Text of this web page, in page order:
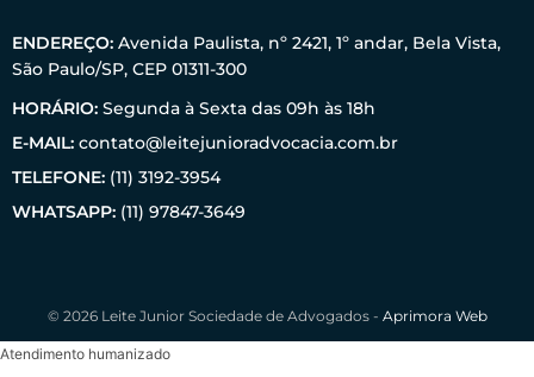
ENDEREÇO: Avenida Paulista, nº 2421, 1º andar, Bela Vista,
São Paulo/SP, CEP 01311-300
HORÁRIO: Segunda à Sexta das 09h às 18h
E-MAIL: contato@leitejunioradvocacia.com.br
TELEFONE: (11) 3192-3954
WHATSAPP: (11) 97847-3649
© 2026 Leite Junior Sociedade de Advogados - Aprimora Web
Atendimento humanizado